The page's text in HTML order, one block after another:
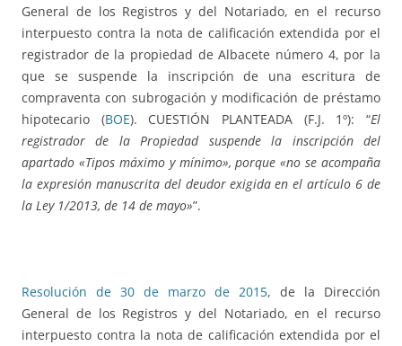
General de los Registros y del Notariado, en el recurso
interpuesto contra la nota de calificación extendida por el
registrador de la propiedad de Albacete número 4, por la
que se suspende la inscripción de una escritura de
compraventa con subrogación y modificación de préstamo
hipotecario (BOE). CUESTIÓN PLANTEADA (F.J. 1º): “El
registrador de la Propiedad suspende la inscripción del
apartado «Tipos máximo y mínimo», porque «no se acompaña
la expresión manuscrita del deudor exigida en el artículo 6 de
la Ley 1/2013, de 14 de mayo»”.
Resolución de 30 de marzo de 2015, de la Dirección
General de los Registros y del Notariado, en el recurso
interpuesto contra la nota de calificación extendida por el